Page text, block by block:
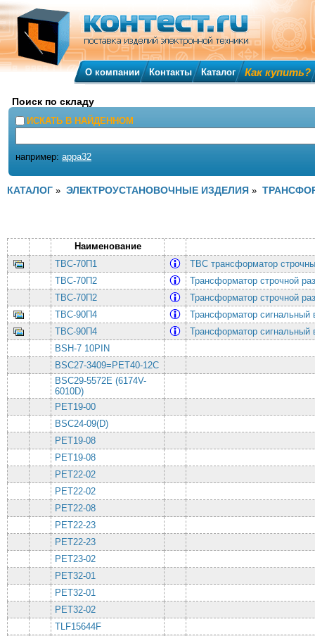
О компании Контакты Каталог Как купить?
Поиск по складу
ИСКАТЬ В НАЙДЕННОМ
например: appa32
КАТАЛОГ » ЭЛЕКТРОУСТАНОВОЧНЫЕ ИЗДЕЛИЯ »
Наименование
ТВС-70П1
ТВС трансформатор
ТВС-70П2
Трансформатор строчной
ТВС-70П2
Трансформатор строчной
ТВС-90П4
Трансформатор сигнальный
ТВС-90П4
Трансформатор сигнальный
BSH-7 10PIN
BSC27-3409=PET40-12C
BSC29-5572E (6174V-
6010D)
PET19-00
BSC24-09(D)
PET19-08
PET19-08
PET22-02
PET22-02
PET22-08
PET22-23
PET22-23
PET23-02
PET32-01
PET32-01
PET32-02
TLF15644F